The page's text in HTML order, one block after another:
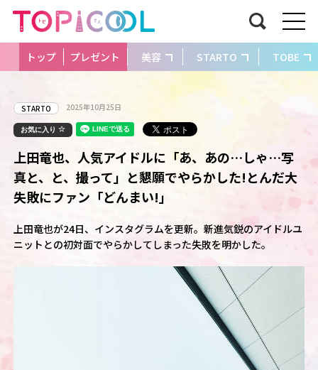
トップ プレゼント 美容 STARTO TOBE
STARTO 2025年10月25日
お気に入り
上田竜也、人気アイドルに「あ、あの…しゃ…写
真と、と、撮って」と懇願でやらかした!とんだ大
失敗にファン「どんまい!」
上田竜也が24日、インスタグラムを更新。新進気鋭のアイドルユ
ニットとの初対面でやらかしてしまった失敗を明かした。